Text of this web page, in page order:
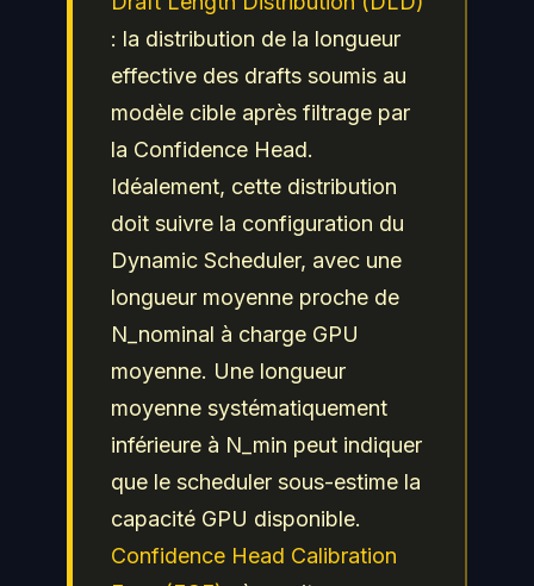
: la distribution de la longueur
effective des drafts soumis au
modèle cible après filtrage par
la Confidence Head.
Idéalement, cette distribution
doit suivre la configuration du
Dynamic Scheduler, avec une
longueur moyenne proche de
N_nominal à charge GPU
moyenne. Une longueur
moyenne systématiquement
inférieure à N_min peut indiquer
que le scheduler sous-estime la
capacité GPU disponible.
Confidence Head Calibration